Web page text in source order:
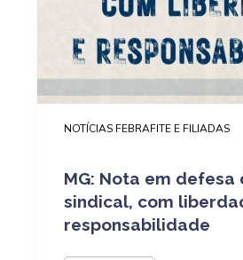
NOTÍCIAS FEBRAFITE E FILIADAS
MG: Nota em
sindical, com
responsabilidade